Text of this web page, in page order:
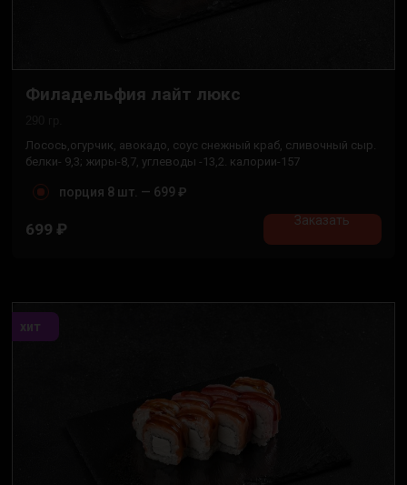
Филадельфия лайт люкс
Лосось,огурчик, авокадо, соус снежный краб, сливочный сыр.
белки- 9,3; жиры-8,7, углеводы -13,2. калории-157
порция 8 шт. — 699 ₽
699 ₽ Заказать
хит